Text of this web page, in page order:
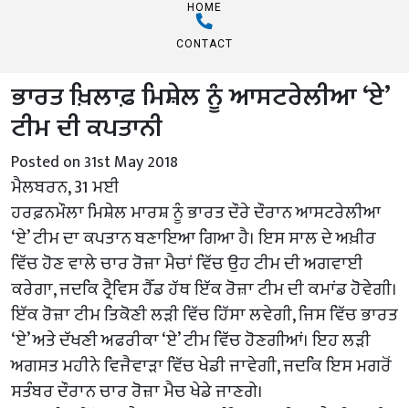
HOME
CONTACT
ਭਾਰਤ ਖ਼ਿਲਾਫ਼ ਮਿਸ਼ੇਲ ਨੂੰ ਆਸਟਰੇਲੀਆ ‘ਏ’
ਟੀਮ ਦੀ ਕਪਤਾਨੀ
Posted on 31st May 2018
ਮੈਲਬਰਨ, 31 ਮਈ
ਹਰਫ਼ਨਮੌਲਾ ਮਿਸ਼ੇਲ ਮਾਰਸ਼ ਨੂੰ ਭਾਰਤ ਦੌਰੇ ਦੌਰਾਨ ਆਸਟਰੇਲੀਆ
‘ਏ’ ਟੀਮ ਦਾ ਕਪਤਾਨ ਬਣਾਇਆ ਗਿਆ ਹੈ। ਇਸ ਸਾਲ ਦੇ ਅਖ਼ੀਰ
ਵਿੱਚ ਹੋਣ ਵਾਲੇ ਚਾਰ ਰੋਜ਼ਾ ਮੈਚਾਂ ਵਿੱਚ ਉਹ ਟੀਮ ਦੀ ਅਗਵਾਈ
ਕਰੇਗਾ, ਜਦਕਿ ਟ੍ਰੈਵਿਸ ਹੈੱਡ ਹੱਥ ਇੱਕ ਰੋਜ਼ਾ ਟੀਮ ਦੀ ਕਮਾਂਡ ਹੋਵੇਗੀ।
ਇੱਕ ਰੋਜ਼ਾ ਟੀਮ ਤਿਕੋਣੀ ਲੜੀ ਵਿੱਚ ਹਿੱਸਾ ਲਵੇਗੀ, ਜਿਸ ਵਿੱਚ ਭਾਰਤ
‘ਏ’ ਅਤੇ ਦੱਖਣੀ ਅਫਰੀਕਾ ‘ਏ’ ਟੀਮ ਵਿੱਚ ਹੋਣਗੀਆਂ। ਇਹ ਲੜੀ
ਅਗਸਤ ਮਹੀਨੇ ਵਿਜੈਵਾੜਾ ਵਿੱਚ ਖੇਡੀ ਜਾਵੇਗੀ, ਜਦਕਿ ਇਸ ਮਗਰੋਂ
ਸਤੰਬਰ ਦੌਰਾਨ ਚਾਰ ਰੋਜ਼ਾ ਮੈਚ ਖੇਡੇ ਜਾਣਗੇ।